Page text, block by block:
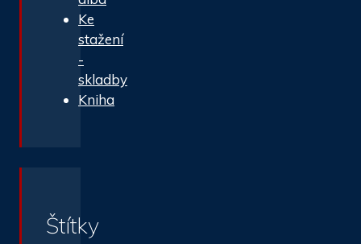
Ke
stažení
-
skladby
Kniha
Štítky